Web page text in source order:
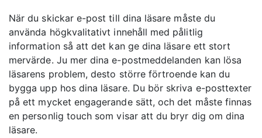
När du skickar e-post till dina läsare måste du
använda högkvalitativt innehåll med pålitlig
information så att det kan ge dina läsare ett stort
mervärde. Ju mer dina e-postmeddelanden kan lösa
läsarens problem, desto större förtroende kan du
bygga upp hos dina läsare. Du bör skriva e-posttexter
på ett mycket engagerande sätt, och det måste finnas
en personlig touch som visar att du bryr dig om dina
läsare.